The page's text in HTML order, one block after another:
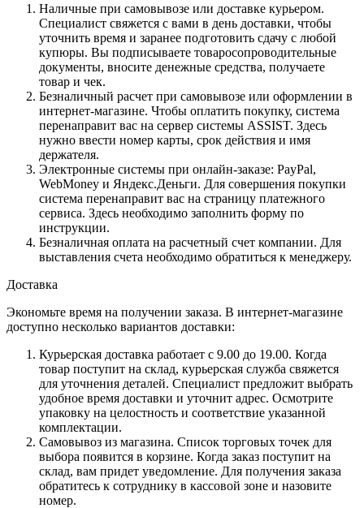
Наличные при самовывозе или доставке курьером.
Специалист свяжется с вами в день доставки, чтобы
уточнить время и заранее подготовить сдачу с любой
купюры. Вы подписываете товаросопроводительные
документы, вносите денежные средства, получаете
товар и чек.
Безналичный расчет при самовывозе или оформлении в
интернет-магазине. Чтобы оплатить покупку, система
перенаправит вас на сервер системы ASSIST. Здесь
нужно ввести номер карты, срок действия и имя
держателя.
Электронные системы при онлайн-заказе: PayPal,
WebMoney и Яндекс.Деньги. Для совершения покупки
система перенаправит вас на страницу платежного
сервиса. Здесь необходимо заполнить форму по
инструкции.
Безналичная оплата на расчетный счет компании. Для
выставления счета необходимо обратиться к менеджеру.
Доставка
Экономьте время на получении заказа. В интернет-магазине
доступно несколько вариантов доставки:
Курьерская доставка работает с 9.00 до 19.00. Когда
товар поступит на склад, курьерская служба свяжется
для уточнения деталей. Специалист предложит выбрать
удобное время доставки и уточнит адрес. Осмотрите
упаковку на целостность и соответствие указанной
комплектации.
Самовывоз из магазина. Список торговых точек для
выбора появится в корзине. Когда заказ поступит на
склад, вам придет уведомление. Для получения заказа
обратитесь к сотруднику в кассовой зоне и назовите
номер.